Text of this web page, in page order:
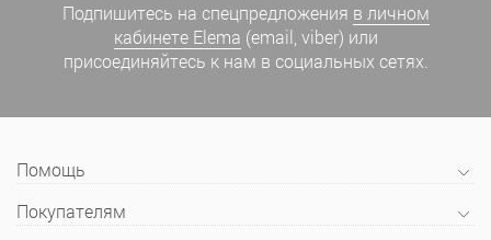
Подпишитесь на спецпредложения в личном
кабинете Elema (email, viber) или
присоединяйтесь к нам в социальных сетях.
Помощь
Покупателям